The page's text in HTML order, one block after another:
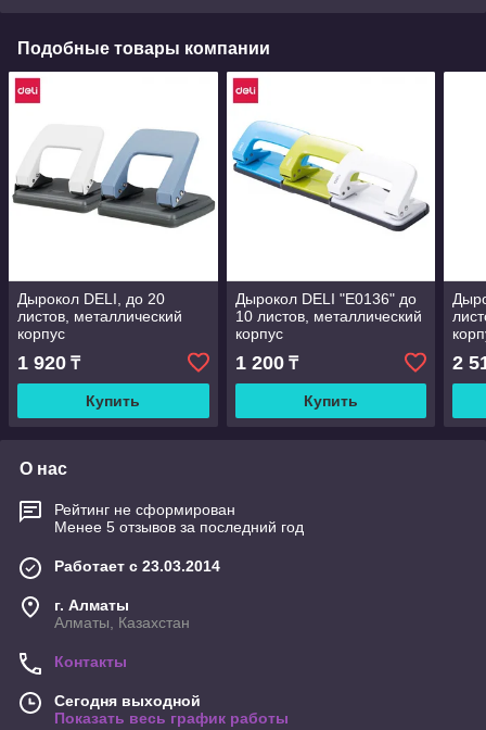
Подобные товары компании
Дырокол DELI, до 20
листов, металлический
корпус
1 920 ₸
Купить
Дырокол DELI "E0136" до
10 листов, металлический
корпус
1 200₸
Купить
2
О нас
Рейтинг не сформирован
Менее 5 отзывов за последний год
Работает с 23.03.2014
г. Алматы
Алматы, Казахстан
Контакты
Сегодня выходной
Показать весь график работы